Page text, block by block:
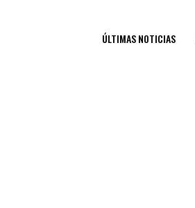
ÚLTIMAS NOTICIAS